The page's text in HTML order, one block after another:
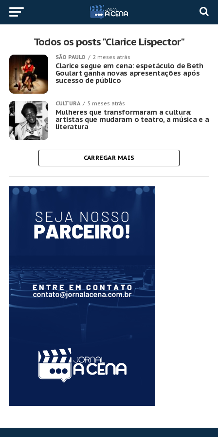
Todos os posts "Clarice Lispector"
SÃO PAULO 2 meses atrás
Clarice segue em cena: espetáculo de Beth
Goulart ganha novas apresentações após
sucesso de público
CULTURA 5 meses atrás
Mulheres que transformaram a cultura:
artistas que mudaram o teatro, a música e a
literatura
CARREGAR MAIS